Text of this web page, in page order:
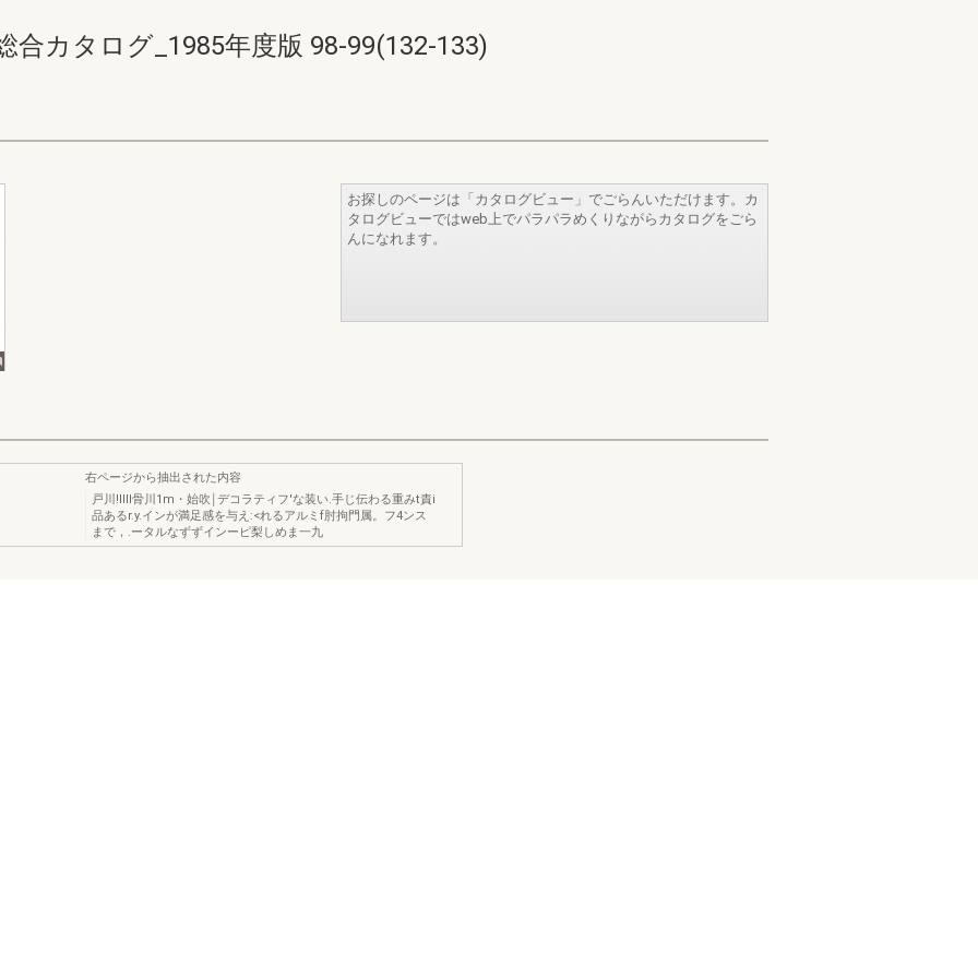
合カタログ_1985年度版 98-99(132-133)
お探しのページは「カタログビュー」でごらんいただけます。カ
タログビューではweb上でパラパラめくりながらカタログをごら
んになれます。
右ページから抽出された内容
戸川!IIII骨川1m・始吹￨デコラティフ'な装い.手じ伝わる重みt責i
品あるr.y.インが満足感を与え:<れるアルミf肘拘門属。フ4ンス
まで，.ータルなずずインーピ梨しめま一九